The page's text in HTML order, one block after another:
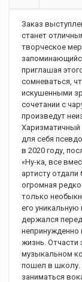
Заказ
станет
творческое
приглашая
сомневаться,
искушенными
сочетании с
произведут
для себя
в 2020 году,
«Ну-ка, все
артисту
огромная
только
его
держался
непринужденно
жизнь. Отчасти
музыкальном
пошел в школу.
заниматься